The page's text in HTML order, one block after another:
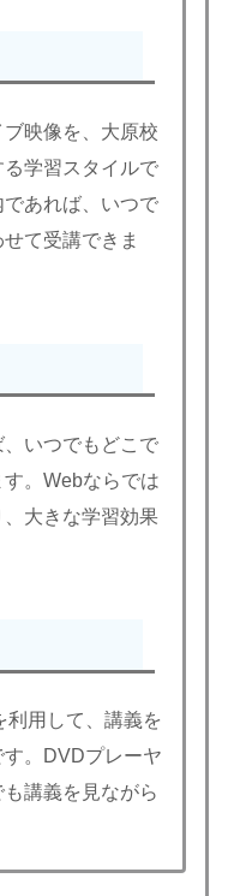
映像を、大原校
学習スタイルで
あれば、いつで
て受講できま
いつでもどこで
。Webならでは
大きな学習効果
利用して、講義を
。DVDプレーヤ
講義を見ながら